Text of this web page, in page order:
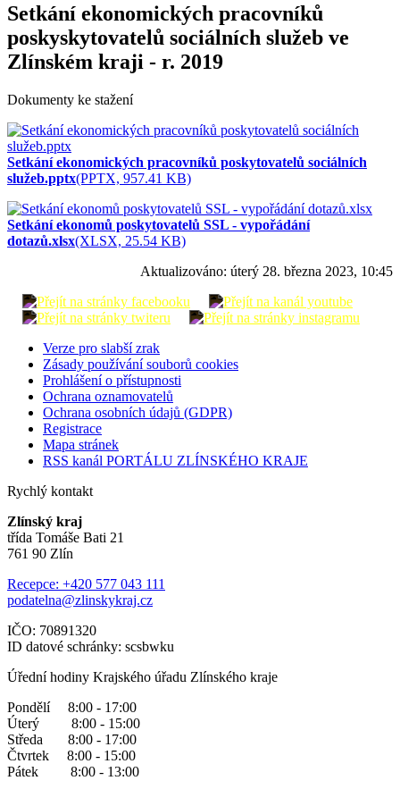
Setkání ekonomických pracovníků
poskyskytovatelů sociálních služeb ve
Zlínském kraji - r. 2019
Dokumenty ke stažení
Setkání ekonomických pracovníků poskytovatelů sociálních
služeb.pptx(PPTX, 957.41 KB)
Setkání ekonomů poskytovatelů SSL - vypořádání
dotazů.xlsx(XLSX, 25.54 KB)
Aktualizováno: úterý 28. března 2023, 10:45
Verze pro slabší zrak
Zásady používání souborů cookies
Prohlášení o přístupnosti
Ochrana oznamovatelů
Ochrana osobních údajů (GDPR)
Registrace
Mapa stránek
RSS kanál PORTÁLU ZLÍNSKÉHO KRAJE
Rychlý kontakt
Zlínský kraj
třída Tomáše Bati 21
761 90 Zlín
Recepce: +420 577 043 111
podatelna@zlinskykraj.cz
IČO: 70891320
ID datové schránky: scsbwku
Úřední hodiny Krajského úřadu Zlínského kraje
Pondělí 8:00 - 17:00
Úterý 8:00 - 15:00
Středa 8:00 - 17:00
Čtvrtek 8:00 - 15:00
Pátek 8:00 - 13:00